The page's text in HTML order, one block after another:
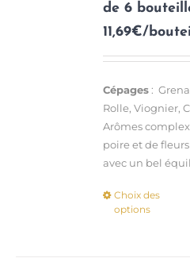
de 6
11,69€/
Cépages :
Rolle, Viognier,
Arômes
poire et de
avec un bel
Choix des
options